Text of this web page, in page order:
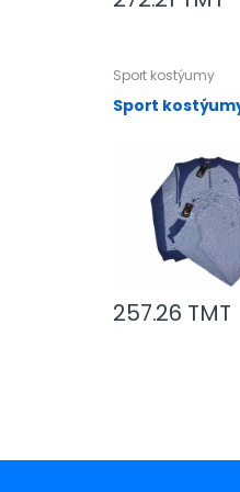
Sport kostýumy
Sport
257.26 TMT